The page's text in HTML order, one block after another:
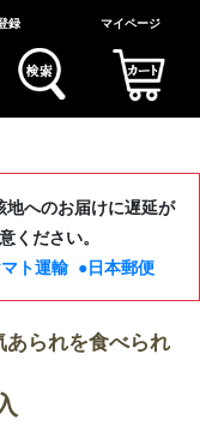
録 マイページ
地へのお届けに遅延が
ください。
ト運輸 ●日本郵便
られを食べられ